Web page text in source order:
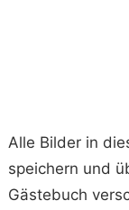
Alle Bilder in
speichern und
Gästebuch